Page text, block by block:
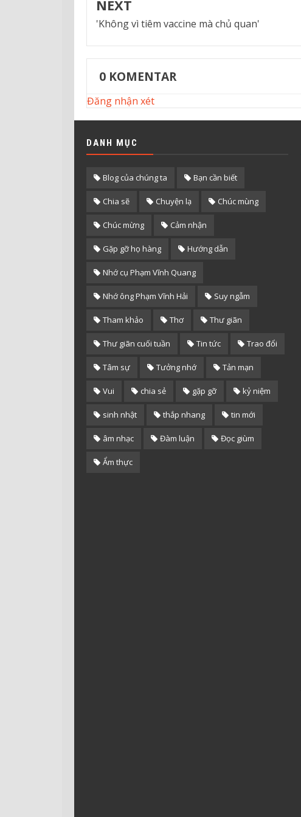
NEXT
'Không vì tiêm vaccine mà chủ quan'
0 KOMENTAR
Đăng nhận xét
DANH MỤC
Blog của chúng ta Bạn cần biết
Chia sẽ Chuyện lạ Chúc mùng
Chúc mừng Cảm nhận
Gặp gỡ họ hàng Hướng dẫn
Nhớ cụ Phạm Vĩnh Quang
Nhớ ông Phạm Vĩnh Hải Suy ngẫm
Tham khảo Thơ Thư giãn
Thư giãn cuối tuần Tin tức Trao đổi
Tâm sự Tưởng nhớ Tản mạn
Vui chia sẻ gặp gỡ kỷ niệm
sinh nhật thắp nhang tin mới
âm nhạc Đàm luận Đọc giùm
Ẩm thực